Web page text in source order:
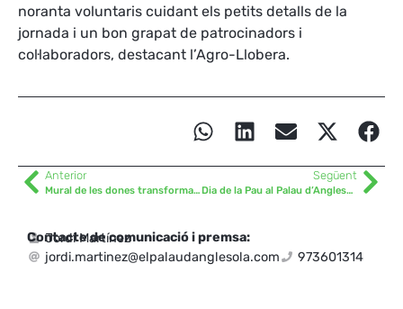
noranta voluntaris cuidant els petits detalls de la
jornada i un bon grapat de patrocinadors i
col·laboradors, destacant l’Agro-Llobera.
Anterior
Mural de les dones transformadores
Següent
Dia de la Pau al Palau d’Anglesola
Contacte de comunicació i premsa:
Jordi Martínez
jordi.martinez@elpalaudanglesola.com
973601314